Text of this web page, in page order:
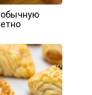
обычную